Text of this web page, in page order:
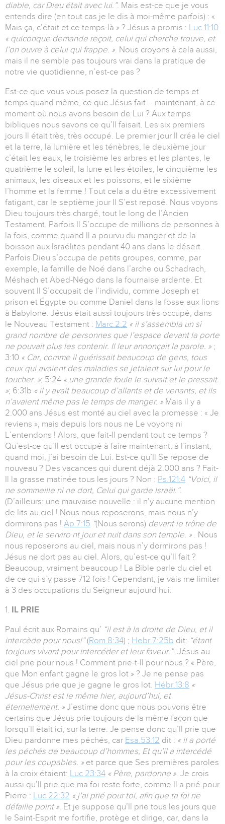
diable, car Dieu était avec lui.”. Mais est-ce que je vous
entends dire (en tout cas je le dis à moi-même parfois) : «
Mais ça, c’était et ce temps-là » ? Jésus a promis : Luc 11:10
« quiconque demande reçoit, celui qui cherche trouve, et
l’on ouvre à celui qui frappe. ». Nous croyons à cela aussi,
mais il ne semble pas toujours vrai dans la pratique de
notre vie quotidienne, n’est-ce pas ?
Est-ce que vous vous posez la question de temps et
temps quand même, ce que Jésus fait – maintenant, à ce
moment où nous avons besoin de Lui ? Aux temps
bibliques nous savons ce qu’Il faisait. Les six premiers
jours Il était très, très occupé. Le premier jour Il créa le ciel
et la terre, la lumière et les ténèbres, le deuxième jour
c’était les eaux, le troisième les arbres et les plantes, le
quatrième le soleil, la lune et les étoiles, le cinquième les
animaux, les oiseaux et les poissons, et le sixième
l’homme et la femme ! Tout cela a du être excessivement
fatigant, car le septième jour Il S’est reposé. Nous voyons
Dieu toujours très chargé, tout le long de l’Ancien
Testament. Parfois Il S’occupe de millions de personnes à
la fois, comme quand Il a pourvu du manger et de la
boisson aux Israélites pendant 40 ans dans le désert.
Parfois Dieu s’occupa de petits groupes, comme, par
exemple, la famille de Noé dans l’arche ou Schadrach,
Méshach et Abed-Négo dans la fournaise ardente. Et
souvent Il S’occupait de l’individu, comme Joseph et
prison et Égypte ou comme Daniel dans la fosse aux lions
à Babylone. Jésus était aussi toujours très occupé, dans
le Nouveau Testament : Marc.2:2 « il s’assembla un si
grand nombre de personnes que l’espace devant la porte
ne pouvait plus les contenir. Il leur annonçait la parole. » ;
3:10 « Car, comme il guérissait beaucoup de gens, tous
ceux qui avaient des maladies se jetaient sur lui pour le
toucher. »; 5:24 « une grande foule le suivait et le pressait.
»; 6:31b « il y avait beaucoup d’allants et de venants, et ils
n’avaient même pas le temps de manger. » Mais il y a
2.000 ans Jésus est monté au ciel avec la promesse : « Je
reviens », mais depuis lors nous ne Le voyons ni
L’entendons ! Alors, que fait-Il pendant tout ce temps ?
Qu’est-ce qu’Il est occupé à faire maintenant, à l’instant,
quand moi, j’ai besoin de Lui. Est-ce qu’Il Se repose de
nouveau ? Des vacances qui durent déjà 2.000 ans ? Fait-
Il la grasse matinée tous les jours ? Non : Ps.121:4 “Voici, il
ne sommeille ni ne dort, Celui qui garde Israël.”.
(D’ailleurs: une mauvaise nouvelle : il n’y aucune mention
de lits au ciel ! Nous nous reposerons, mais nous n’y
dormirons pas ! Ap.7:15 “(Nous serons) devant le trône de
Dieu, et le serviro nt jour et nuit dans son temple. » . Nous
nous reposerons au ciel, mais nous n’y dormirons pas !
Jésus ne dort pas au ciel. Alors, qu’est-ce qu’Il fait ?
Beaucoup, vraiment beaucoup ! La Bible parle du ciel et
de ce qui s’y passe 712 fois ! Cependant, je vais me limiter
à 3 des occupations du Seigneur aujourd’hui:
1. IL PRIE
Paul écrit aux Romains qu’ “il est à la droite de Dieu, et il
intercède pour nous!”(Rom.8:34) ; Hebr.7:25b dit: “étant
toujours vivant pour intercéder et leur faveur.”. Jésus au
ciel prie pour nous ! Comment prie-t-Il pour nous ? « Père,
que Mon enfant gagne le gros lot » ? Je ne pense pas
que Jésus prie que je gagne le gros lot. Hébr.13:8 «
Jésus-Christ est le même hier, aujourd’hui, et
éternellement. » J’estime donc que nous pouvons être
certains que Jésus prie toujours de la même façon que
lorsqu’Il était ici, sur la terre. Je pense donc qu’Il prie que
Dieu pardonne mes péchés, car Esa.53:12 dit : « il a porté
les péchés de beaucoup d’hommes, Et qu’il a intercédé
pour les coupables. » et parce que Ses premières paroles
à la croix étaient: Luc 23:34 « Père, pardonne ». Je crois
aussi qu’Il prie que ma foi reste forte, comme Il a prié pour
Pierre : Luc 22:32 « j’ai prié pour toi, afin que ta foi ne
défaille point ». Et je suppose qu’Il prie tous les jours que
le Saint-Esprit me fortifie, protège et dirige, car, dans la